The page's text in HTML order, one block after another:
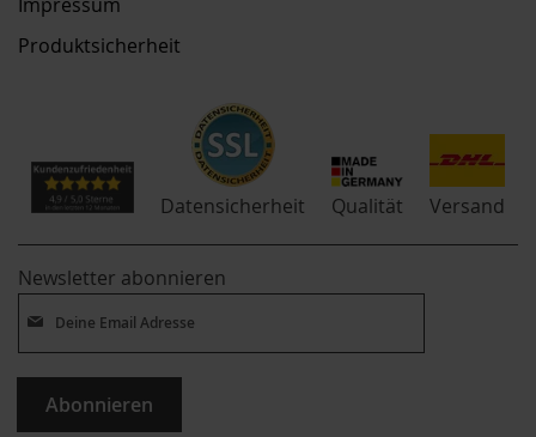
Produktsicherheit
Datensicherheit Qualität Versand
Newsletter abonnieren
Abonnieren